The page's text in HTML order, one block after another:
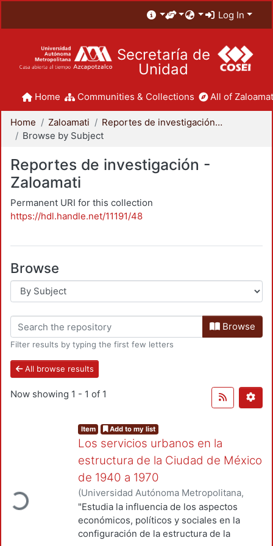
Log In
Secretaría de
Unidad
Home Communities & Collections All of
Home Zaloamati
Reportes de investigación - Zaloamati
Browse by Subject
Reportes de investigación -
Zaloamati
Permanent URI for this collection
https://hdl.handle.net/11191/48
Browse
Browse
Filter results by typing the first few letters
All browse results
Now showing 1 - 1 of 1
Item Add to my list
Los servicios urbanos en la
estructura de la Ciudad de México
de 1940 a 1970
(Universidad Autónoma Metropolitana,
Unidad Azcapotzalco, División de Ciencias
Sociales y Humanidades, Departamento
de Economía, 2013-10)Ejea Mendoza,
"Estudia la influencia de los aspectos
económicos, políticos y sociales en la
configuración de la estructura de la